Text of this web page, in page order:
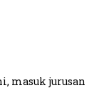
masuk jurusan